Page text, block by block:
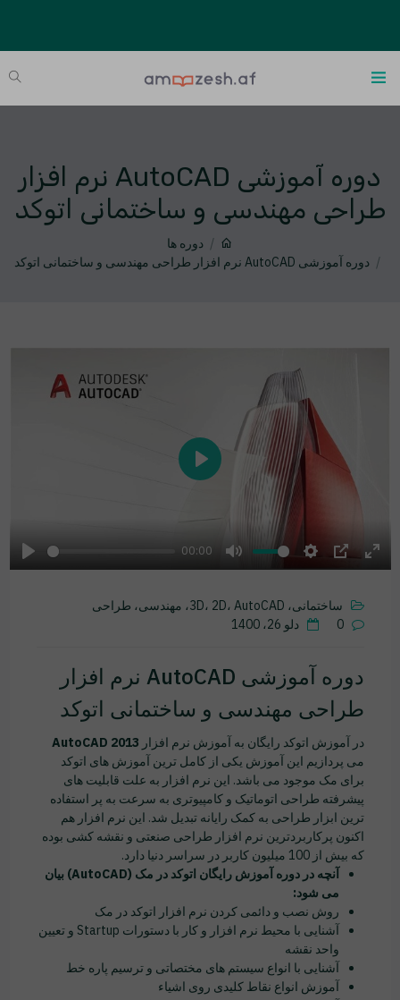
دوره آموزشی AutoCAD نرم افزار
طراحی مهندسی و ساختمانی اتوکد
دوره ها
دوره آموزشی AutoCAD نرم افزار طراحی مهندسی و ساختمانی اتوکد
Play
00:00
Mute Settings
PIP
Play
ساختمانی، 3D، 2D، AutoCAD، مهندسی، طراحی
0
دلو 26، 1400
دوره آموزشی AutoCAD نرم افزار
طراحی مهندسی و ساختمانی اتوکد
در آموزش اتوکد رایگان به آموزش نرم افزار AutoCAD 2013
می پردازیم این آموزش یکی از کامل ترین آموزش های اتوکد
برای مک موجود می باشد. این نرم افزار به علت قابلیت های
پیشرفته طراحی اتوماتیک و کامپیوتری به سرعت به پر استفاده
ترین ابزار طراحی به کمک رایانه تبدیل شد. این نرم افزار هم
اکنون پرکاربردترین نرم افزار طراحی صنعتی و نقشه کشی بوده
که بیش از 100 میلیون کاربر در سراسر دنیا دارد.
آنچه در دوره آموزش رایگان اتوکد در مک (AutoCAD)
بیان
می شود:
روش نصب و دائمی کردن نرم افزار اتوکد در مک
آشنایی با محیط نرم افزار و کار با دستورات Startup و تعیین
واحد نقشه
آشنایی با انواع سیستم ­های مختصاتی و ترسیم پاره خط
آموزش انواع نقاط کلیدی روی اشیاء